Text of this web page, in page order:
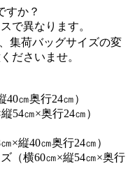
すか？
で異なります。
集荷バッグサイズの変
ださいませ。
㎝奥行24㎝）
54㎝×奥行24㎝）
×縦40㎝奥行24㎝）
（横60㎝×縦54㎝×奥行